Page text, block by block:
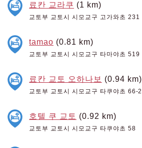
료칸 교라쿠 (1 km)
교토부 교토시 시모교구 고가와초 231
tamao (0.81 km)
교토부 교토시 시모교구 타마야초 519
료칸 교토 오하나보 (0.94 km)
교토부 교토시 시모교구 타쿠야초 66-2
호텔 쿠 교토 (0.92 km)
교토부 교토시 시모교구 타쿠야초 58